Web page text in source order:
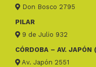
Don Bosco 2795
PILAR
9 de Julio 932
CÓRDOBA – AV. JAPÓN
Av. Japón 2551